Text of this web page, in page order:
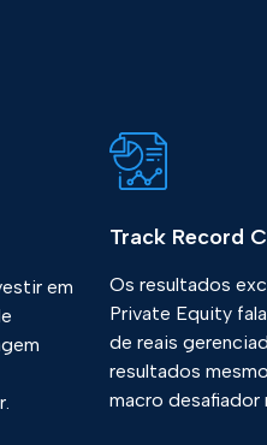
em
Track Record
Os resultados
Private Equity
de reais
resultados
macro desafiador